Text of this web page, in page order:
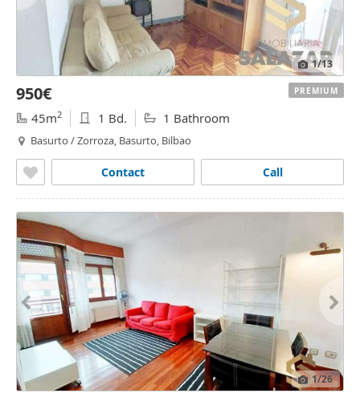
1/13
950€
45m2 1 Bd. 1 Bathroom
Basurto / Zorroza, Basurto, Bilbao
Call
Contact
PREMIUM
1/26